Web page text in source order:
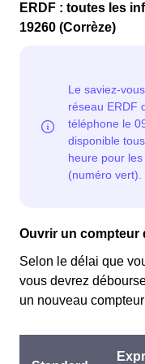
ERDF : toutes les
19260 (Corrèze)
Ouvrir un compteur
Selon le délai que
vous devrez
un nouveau